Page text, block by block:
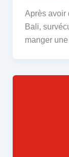
Après avoir
Bali,
manger